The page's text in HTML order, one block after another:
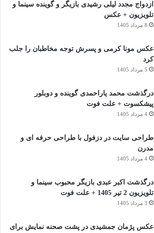
ازدواج مجدد لیلی رشیدی بازیگر و گوینده سینما و
تلویزیون + عکس
8 مرداد 1405
عکس مونا کرمی و پسرش توجه مخاطبان را جلب
کرد
5 مرداد 1405
درگذشت محمد یاراحمدی گوینده و دوبلور
پیشکسوت + علت فوت
4 مرداد 1405
طراحی سایت در دزفول با طراحی حرفه‌ ای و
مدرن
4 مرداد 1405
درگذشت اکبر عبدی بازیگر محبوب سینما و
تلویزیون 2 تیر 1405 + علت فوت
3 مرداد 1405
عکس پژمان جمشیدی در پشت صحنه نمایش برای